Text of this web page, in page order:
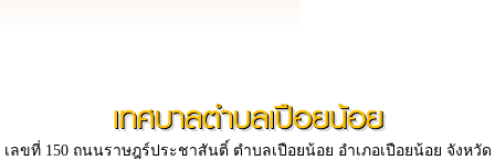
เทศบาลตำบลเปือยน้อย
เลขที่ 150 ถนนราษฎร์ประชาสันติ์ ตำบลเปือยน้อย อำเภอเปือยน้อย จังหวัด